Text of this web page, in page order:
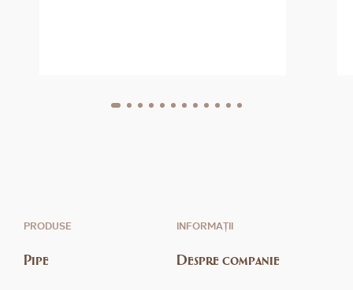
PRODUSE
Pipe
INFORMAȚII
Despre companie